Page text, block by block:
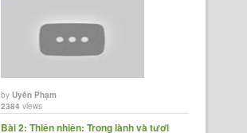
byUyên Phạm
2384 views
Bài 2: Thiên nhiên: Trong lành và tươi